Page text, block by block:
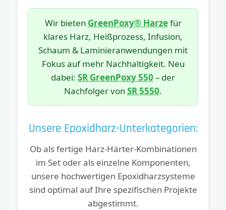
Wir bieten GreenPoxy® Harzefür
klares Harz, Heißprozess, Infusion,
Schaum & Laminieranwendungen mit
Fokus auf mehr Nachhaltigkeit. Neu
dabei: SR GreenPoxy 550 – der
Nachfolger von SR 5550.
Unsere Epoxidharz-Unterkategorien:
Ob als fertige Harz-Härter-Kombinationen
im Set oder als einzelne Komponenten,
unsere hochwertigen Epoxidharzsysteme
sind optimal auf Ihre spezifischen Projekte
abgestimmt.